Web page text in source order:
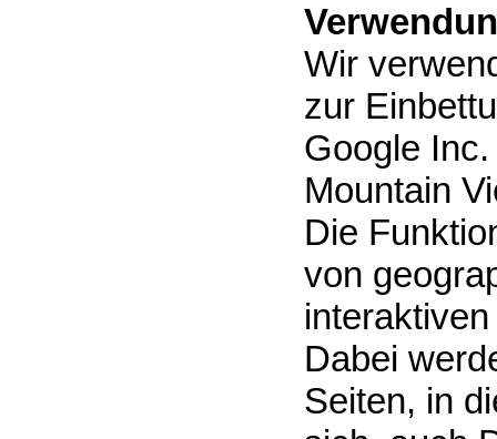
Wir
zur
Google
Mountain
Die
von
Dabei
Seiten, in